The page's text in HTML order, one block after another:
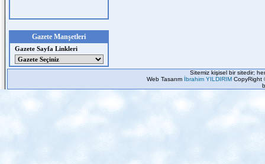
Gazete Manşetleri
Gazete Sayfa Linkleri
Sitemiz kişisel bir sitedir;
Web Tasarım İbrahim YILDIRIM CopyRight